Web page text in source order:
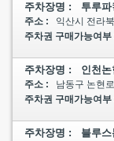
주차장명 : 투루파
주소 :
익산시 전라
주차권 구매가능여부
주차장명 : 인천논
주소 :
남동구 논현
주차권 구매가능여부
주차장명 : 블루스